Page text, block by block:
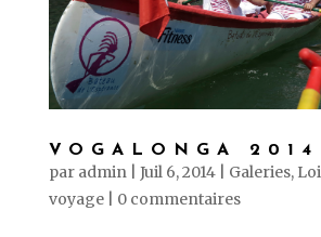
VOGALONGA 2014
par admin| Juil 6, 2014| Galeries,
voyage| 0 commentaires